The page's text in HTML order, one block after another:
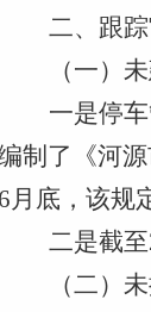
二、跟
（一）
一是停
制了《河
6月底，该规
二是截至
（二）